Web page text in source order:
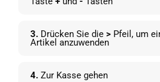
3. Drücken Sie die > Pfeil, um
Artikel anzuwenden
4. Zur Kasse gehen